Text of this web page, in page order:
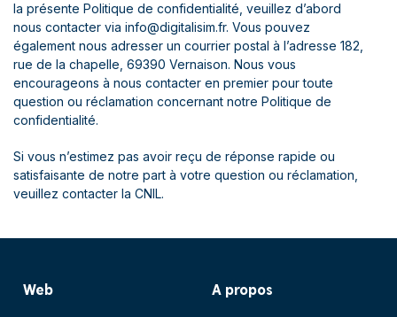
la présente Politique de confidentialité, veuillez d’abord
nous contacter via info@digitalisim.fr. Vous pouvez
également nous adresser un courrier postal à l’adresse 182,
rue de la chapelle, 69390 Vernaison. Nous vous
encourageons à nous contacter en premier pour toute
question ou réclamation concernant notre Politique de
confidentialité.
Si vous n’estimez pas avoir reçu de réponse rapide ou
satisfaisante de notre part à votre question ou réclamation,
veuillez contacter la CNIL.
Web A propos